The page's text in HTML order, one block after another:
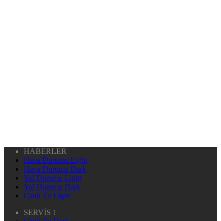
HABERLER
Hava Durumu Light
Hava Durumu Dark
Yol Durumu Light
Yol Durumu Dark
Canlı Tv Light
SERVİS 1